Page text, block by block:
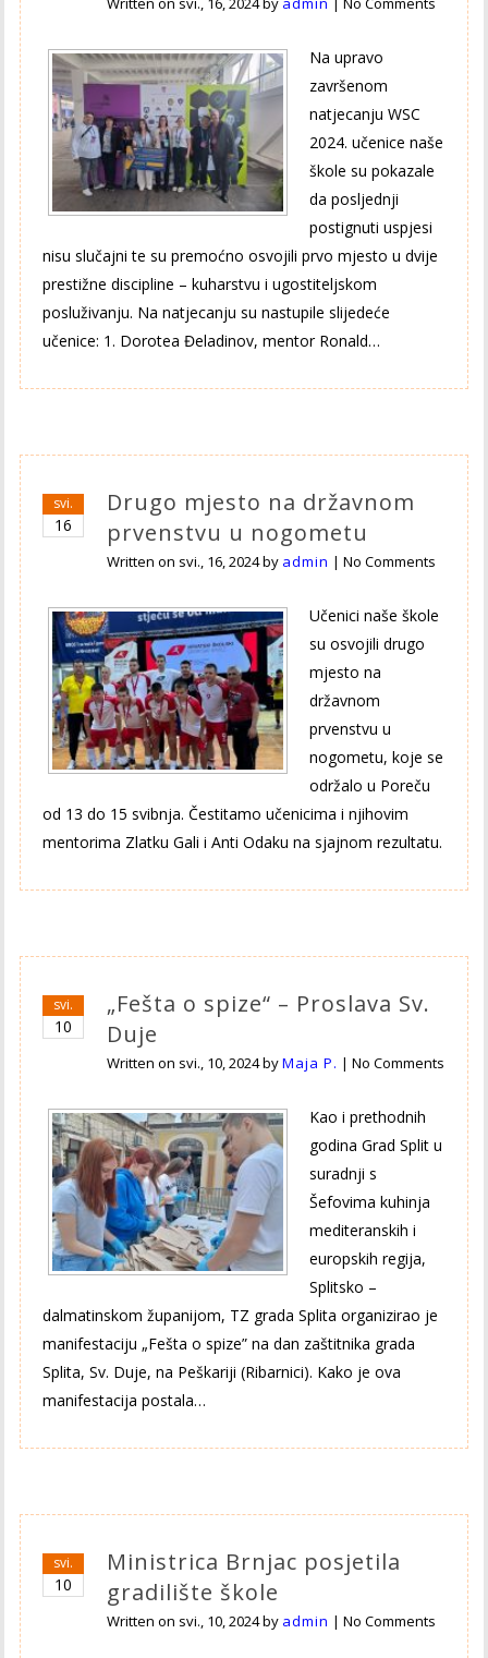
Na upravo
završenom
natjecanju WSC
2024. učenice naše
škole su pokazale
da posljednji
postignuti uspjesi
nisu slučajni te su premoćno osvojili prvo mjesto u dvije
prestižne discipline – kuharstvu i ugostiteljskom
posluživanju. Na natjecanju su nastupile slijedeće
učenice: 1. Dorotea Đeladinov, mentor Ronald…
svi.
16
Drugo mjesto na državnom
prvenstvu u nogometu
Written on svi., 16, 2024by admin |No Comments
Učenici naše škole
su osvojili drugo
mjesto na
državnom
prvenstvu u
nogometu, koje se
održalo u Poreču
od 13 do 15 svibnja. Čestitamo učenicima i njihovim
mentorima Zlatku Gali i Anti Odaku na sjajnom rezultatu.
svi.
10
„Fešta o spize“ – Proslava Sv.
Duje
Written on svi., 10, 2024byMaja P. |No Comments
Kao i prethodnih
godina Grad Split u
suradnji s
Šefovima kuhinja
mediteranskih i
europskih regija,
Splitsko –
dalmatinskom županijom, TZ grada Splita organizirao je
manifestaciju „Fešta o spize” na dan zaštitnika grada
Splita, Sv. Duje, na Peškariji (Ribarnici). Kako je ova
manifestacija postala…
svi.
10
Ministrica Brnjac posjetila
gradilište škole
Written on svi., 10, 2024by admin |No Comments